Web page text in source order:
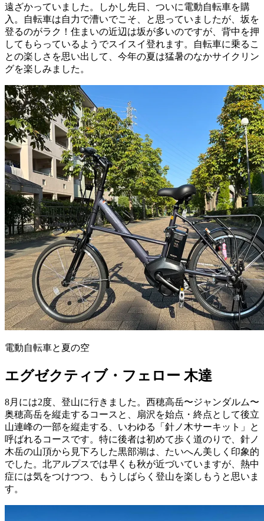
遠ざかっていました。しかし先日、ついに電動自転車を購
入。自転車は自力で漕いでこそ、と思っていましたが、坂を
登るのがラク！住まいの近辺は坂が多いのですが、背中を押
してもらっているようでスイスイ登れます。自転車に乗るこ
との楽しさを思い出して、今年の夏は猛暑のなかサイクリン
グを楽しみました。
電動自転車と夏の空
エグゼクティブ・フェロー 木達
8月には2度、登山に行きました。西穂高岳〜ジャンダルム〜
奥穂高岳を縦走するコースと、扇沢を始点・終点として後立
山連峰の一部を縦走する、いわゆる「針ノ木サーキット」と
呼ばれるコースです。特に後者は初めて歩く道のりで、針ノ
木岳の山頂から見下ろした黒部湖は、たいへん美しく印象的
でした。北アルプスでは早くも秋が近づいていますが、熱中
症には気をつけつつ、もうしばらく登山を楽しもうと思いま
す。